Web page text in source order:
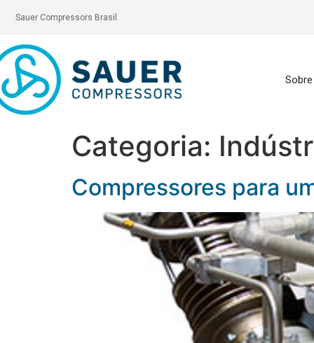
Sauer Compressors Brasil
Sobre
Categoria:
Compressores para